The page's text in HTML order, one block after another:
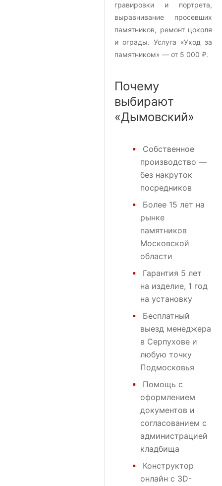
гравировки и портрета,
выравнивание просевших
памятников, ремонт цоколя
и ограды. Услуга «Уход за
памятником» — от 5 000 ₽.
Почему
выбирают
«Дымовский»
Собственное
производство —
без накруток
посредников
Более 15 лет на
рынке
памятников
Московской
области
Гарантия 5 лет
на изделие, 1 год
на установку
Бесплатный
выезд менеджера
в Серпухове и
любую точку
Подмосковья
Помощь с
оформлением
документов и
согласованием с
администрацией
кладбища
Конструктор
онлайн с 3D-